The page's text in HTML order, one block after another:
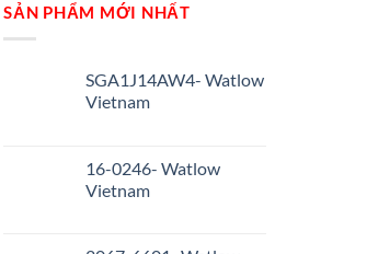
SẢN PHẨM MỚI NHẤT
SGA1J14AW4- Watlow
Vietnam
16-0246- Watlow
Vietnam